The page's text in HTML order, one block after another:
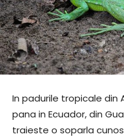
In padurile tropicale din
pana in Ecuador, din
traieste o soparla